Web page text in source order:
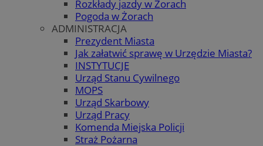
Rozkłady jazdy w Żorach
Pogoda w Żorach
ADMINISTRACJA
Prezydent Miasta
Jak załatwić sprawę w Urzędzie Miasta?
INSTYTUCJE
Urząd Stanu Cywilnego
MOPS
Urząd Skarbowy
Urząd Pracy
Komenda Miejska Policji
Straż Pożarna